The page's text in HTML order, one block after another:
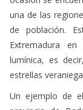
una de las
de población.
Extremadura
lumínica, es
estrellas veraniega.
provincia de